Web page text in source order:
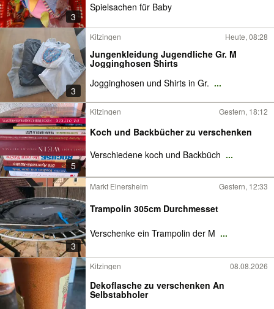
3
Spielsachen für Baby
3
Kitzingen Heute, 08:28
Jungenkleidung Jugendliche Gr. M
Jogginghosen Shirts
Jogginghosen und Shirts in Gr. ...
5
Kitzingen Gestern, 18:12
Koch und Backbücher zu verschenken
Verschiedene koch und Backbüch ...
3
Markt Einersheim Gestern, 12:33
Trampolin 305cm Durchmesset
Verschenke ein Trampolin der M ...
Kitzingen 08.08.2026
Dekoflasche zu verschenken An
Selbstabholer